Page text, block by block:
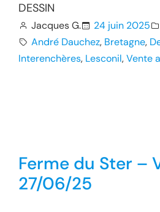
DESSIN
Jacques G. 24 juin 2025
André Dauchez, Bretagne,
Interenchères, Lesconil, Vente
Ferme du Ster –
27/06/25